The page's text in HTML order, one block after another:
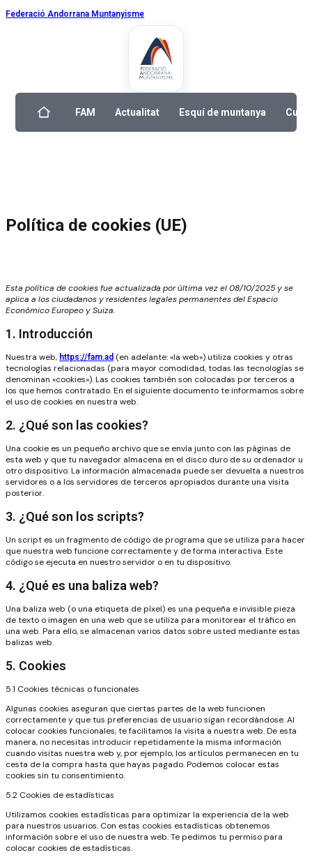
Federació Andorrana Muntanyisme
FAM Actualitat Esquí de muntanya
Política de cookies (UE)
Esta política de cookies fue actualizada por última vez el 08/10/2025 y se
aplica a los ciudadanos y residentes legales permanentes del Espacio
Económico Europeo y Suiza.
1. Introducción
Nuestra web, https://fam.ad (en adelante: «la web») utiliza cookies y otras
tecnologías relacionadas (para mayor comodidad, todas las tecnologías se
denominan «cookies»). Las cookies también son colocadas por terceros a
los que hemos contratado. En el siguiente documento te informamos sobre
el uso de cookies en nuestra web.
2. ¿Qué son las cookies?
Una cookie es un pequeño archivo que se envía junto con las páginas de
esta web y que tu navegador almacena en el disco duro de su ordenador u
otro dispositivo. La información almacenada puede ser devuelta a nuestros
servidores o a los servidores de terceros apropiados durante una visita
posterior.
3. ¿Qué son los scripts?
Un script es un fragmento de código de programa que se utiliza para hacer
que nuestra web funcione correctamente y de forma interactiva. Este
código se ejecuta en nuestro servidor o en tu dispositivo.
4. ¿Qué es una baliza web?
Una baliza web (o una etiqueta de píxel) es una pequeña e invisible pieza
de texto o imagen en una web que se utiliza para monitorear el tráfico en
una web. Para ello, se almacenan varios datos sobre usted mediante estas
balizas web.
5. Cookies
5.1 Cookies técnicas o funcionales
Algunas cookies aseguran que ciertas partes de la web funcionen
correctamente y que tus preferencias de usuario sigan recordándose. Al
colocar cookies funcionales, te facilitamos la visita a nuestra web. De esta
manera, no necesitas introducir repetidamente la misma información
cuando visitas nuestra web y, por ejemplo, los artículos permanecen en tu
cesta de la compra hasta que hayas pagado. Podemos colocar estas
cookies sin tu consentimiento.
5.2 Cookies de estadísticas
Utilizamos cookies estadísticas para optimizar la experiencia de la web
para nuestros usuarios. Con estas cookies estadísticas obtenemos
información sobre el uso de nuestra web. Te pedimos tu permiso para
colocar cookies de estadísticas.